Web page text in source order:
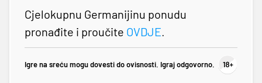
Cjelokupnu Germanijinu ponudu
pronađite i proučite OVDJE.
Igre na sreću mogu dovesti do ovisnosti. Igraj odgovorno.